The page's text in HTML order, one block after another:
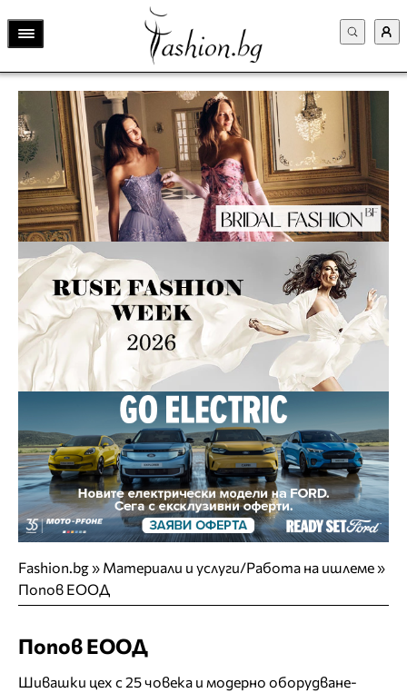
Fashion.bg» Материали и услуги/Работа на ишлеме»
Попов ЕООД
Попов ЕООД
Шивашки цех с 25 човека и модерно оборудване-